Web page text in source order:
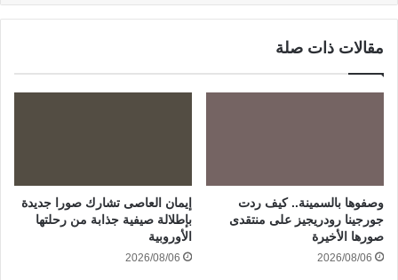
مقالات ذات صلة
وصفوها بالسمينة.. كيف ردت
جورجينا رودريجيز على منتقدى
صورها الأخيرة
2026/08/06
إيمان العاصى تشارك صورا جديدة
بإطلالة صيفية جذابة من رحلتها
الأوروبية
2026/08/06